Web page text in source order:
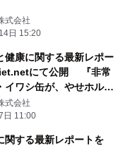
式会社
日 15:20
健康に関する最新レポー
にて公開 『非常
イワシ缶が、やせホルモ
！』
式会社
日 11:00
関する最新レポートを